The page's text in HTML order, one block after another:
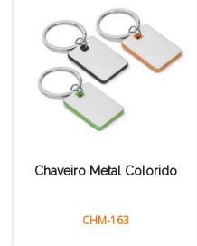
Chaveiro Metal Colorido
CHM-163